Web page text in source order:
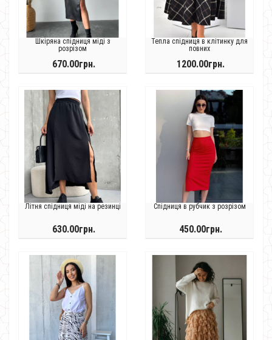
Шкіряна спідниця міді з
розрізом
670.00грн.
Тепла спідниця в клітинку для
повних
1200.00грн.
Літня спідниця міді на резинці
630.00грн.
Спідниця в рубчик з розрізом
450.00грн.